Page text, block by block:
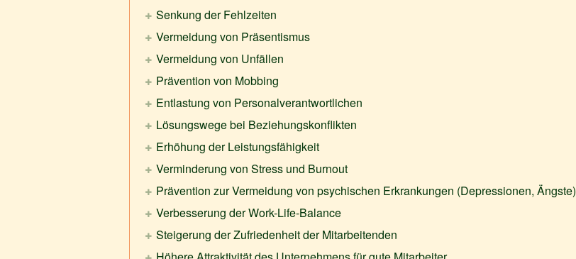
Senkung der Fehlzeiten
Vermeidung von Präsentismus
Vermeidung von Unfällen
Prävention von Mobbing
Entlastung von Personalverantwortlichen
Lösungswege bei Beziehungskonflikten
Erhöhung der Leistungsfähigkeit
Verminderung von Stress und Burnout
Prävention zur Vermeidung von psychischen Erkrankungen (Depressionen, Ängste)
Verbesserung der Work-Life-Balance
Steigerung der Zufriedenheit der Mitarbeitenden